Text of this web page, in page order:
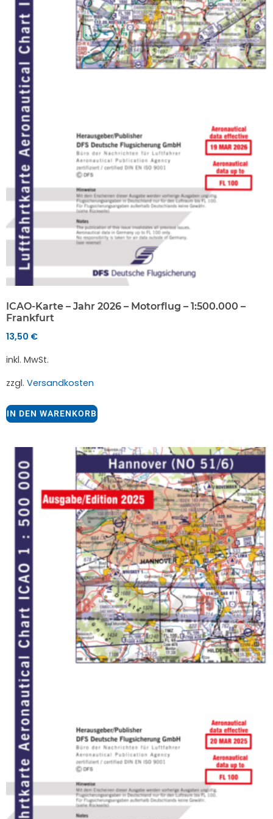
ICAO-Karte – Jahr 2026 – Motorflug – 1:500.000 –
Frankfurt
13,50 €
inkl. MwSt.
zzgl. Versandkosten
IN DEN WARENKORB